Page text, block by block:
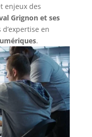
enjeux des
Grignon et ses
en
.